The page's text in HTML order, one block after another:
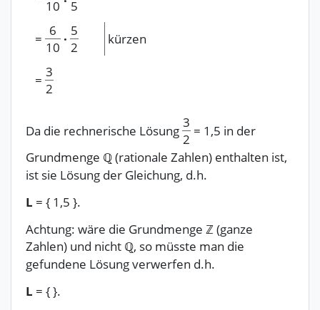
10
5
=
6
10
·
5
2
kürzen
=
3
2
Da die rechnerische Lösung
3
2
= 1,5 in der
Grundmenge ℚ (rationale Zahlen) enthalten ist,
ist sie Lösung der Gleichung, d.h.
L = { 1,5 }.
Achtung: wäre die Grundmenge ℤ (ganze
Zahlen) und nicht ℚ, so müsste man die
gefundene Lösung verwerfen d.h.
L = { }.